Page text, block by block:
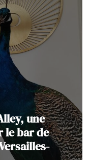
une
le bar de